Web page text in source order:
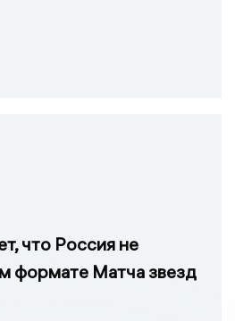
что Россия не
формате Матча звезд